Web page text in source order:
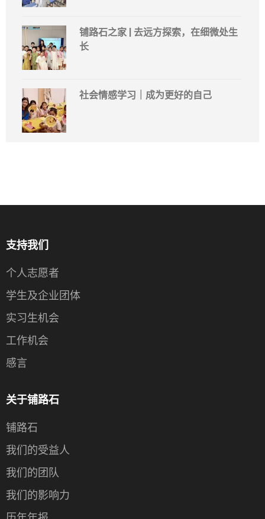
铺路石之家 | 去远方探索，在细微处生
长
社会情感学习｜成为更好的自己
支持我们
个人志愿者
学生及企业团体
实习生机会
工作机会
感言
关于铺路石
铺路石
我们的受益人
我们的团队
我们的影响力